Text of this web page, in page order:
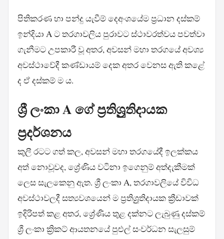
පිතිකරණ හා පන්දු යැවීම් දෙඅංශයේම ප්‍රධාන දස්කම්
ඉන්දියා A ට තරගාවලිය පුරාවට ස්ථාවරත්වය පවත්වා
ගැනීමට උපකාරී වූ අතර, අවසන් මහා තරගයේ අවශ්‍ය
අවස්ථාවේදී කණ්ඩායම් දෙක අතර වෙනස ඇති කළේ
ද ඒ දස්කම් ම ය.
ශ්‍රී ලංකා A ගේ ප්‍රතිශ්‍රුතිදායක
ප්‍රදර්ශනය
කුලී රටට ගත් කල, අවසන් මහා තරගයේදී ඉලක්කය
අත් නොවූවද, ශ්‍රේණිය වටිනා ඉගෙනුම් අත්දැකීමක්
ලෙස සැලකෙනු ඇත. ශ්‍රී ලංකා A, තරගාවලියේ විවිධ
අවස්ථාවලදී සත්‍යවශයෙන් ම ප්‍රතිශ්‍රුතිදායක ක්‍රීඩාවක්
ඉදිරිපත් කළ අතර, ශ්‍රේණිය තුළ දක්නට ලැබුණු දස්කම්
ශ්‍රී ලංකා ක්‍රිකට් ආයතනයේ පුළුල් සංවර්ධන සැලසුම්